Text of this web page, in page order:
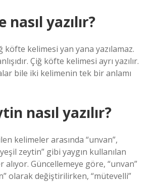
yazılır?
köfte kelimesi yan yana yazılamaz.
Çiğ köfte kelimesi ayrı yazılır.
bile iki kelimenin tek bir anlamı
nasıl yazılır?
kelimeler arasında “unvan”,
zeytin” gibi yaygın kullanılan
alıyor. Güncellemeye göre, “unvan”
olarak değiştirilirken, “mütevelli”